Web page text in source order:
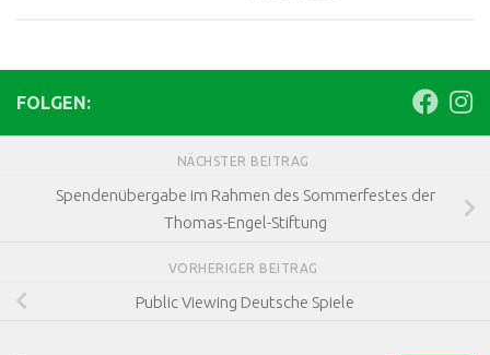
FOLGEN:
NÄCHSTER BEITRAG
Spendenübergabe im Rahmen des Sommerfestes der
Thomas-Engel-Stiftung
VORHERIGER BEITRAG
Public Viewing Deutsche Spiele